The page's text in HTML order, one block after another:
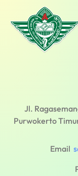
Jl.
Purwokerto
Email